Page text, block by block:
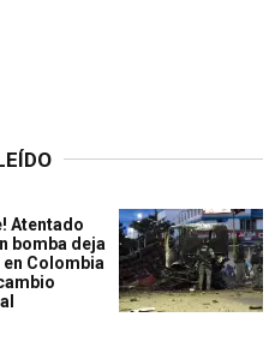
Atentado
bomba deja
Colombia